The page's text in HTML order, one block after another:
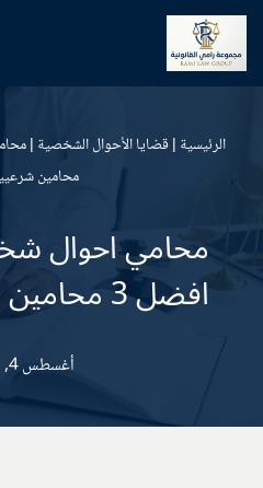
تخطى
إلى
الرئيسية |قضايا الأحوال الشخصية |
محامين
محامي احوال
افضل 3 محامين شرعيين بتبوك
أغسطس 4, 2026